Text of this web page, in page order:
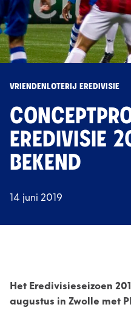
VRIENDENLOTERIJ EREDIVISIE
EREDIVISIE
BEKEND
14 juni 2019
Het Eredivisieseizoen
augustus in Zwolle met